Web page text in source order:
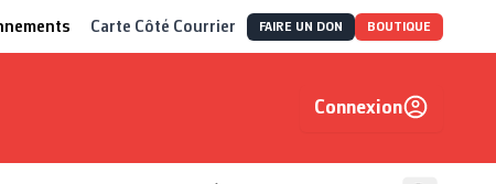
Carte Côté Courrier FAIRE UN DON BOUTIQUE
Connexion